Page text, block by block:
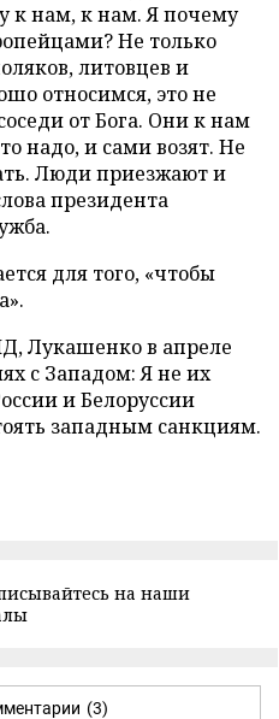
к нам, к нам. Я почему
Не только
литовцев и
относимся, это не
от Бога. Они к нам
надо, и сами возят. Не
Люди приезжают и
президента
для того, «чтобы
Лукашенко в апреле
с Западом: Я не их
и Белоруссии
западным санкциям.
на наши
(3)